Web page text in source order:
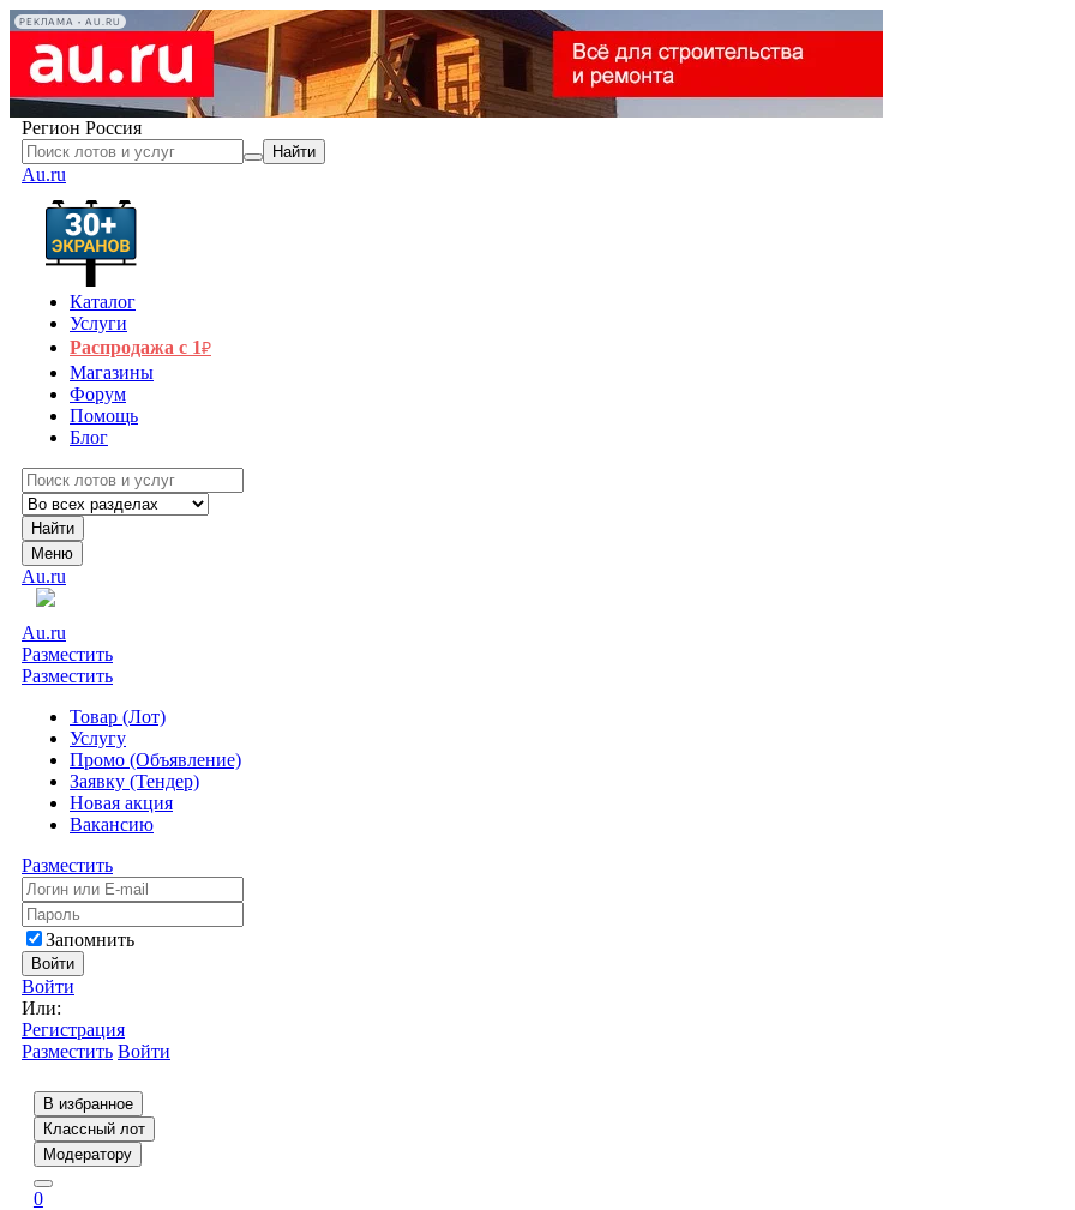
РЕКЛАМА • AU.RU
Регион Россия
Найти
Au.ru
Каталог
Услуги
Распродажа с 1₽
Магазины
Форум
Помощь
Блог
Найти
Меню
Au.ru
Au.ru
Разместить
Разместить
Товар (Лот)
Услугу
Промо (Объявление)
Заявку (Тендер)
Новая акция
Вакансию
Разместить
Запомнить
Войти
Войти
Или:
Регистрация
Разместить Войти
В избранное
Классный лот
Модератору
0